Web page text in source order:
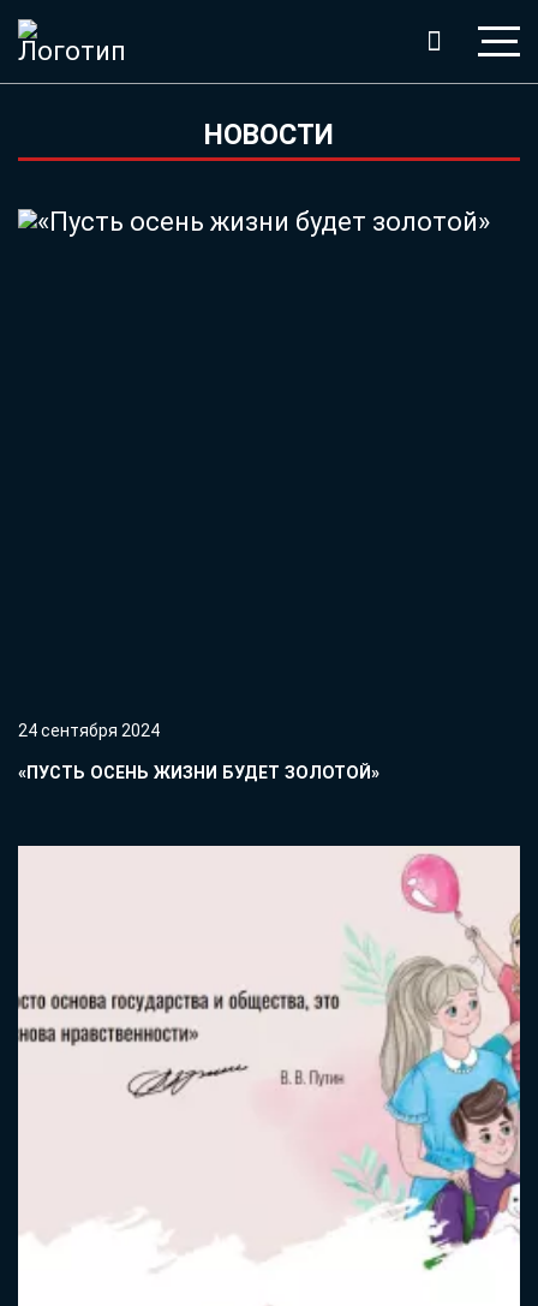
НОВОСТИ
24 сентября 2024
«ПУСТЬ ОСЕНЬ ЖИЗНИ БУДЕТ ЗОЛОТОЙ»